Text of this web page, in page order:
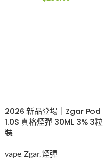
2026 新品登場｜Zgar Pod
1.0S 真格煙彈 30ML 3% 3粒
裝
vape Zgar, 煙彈